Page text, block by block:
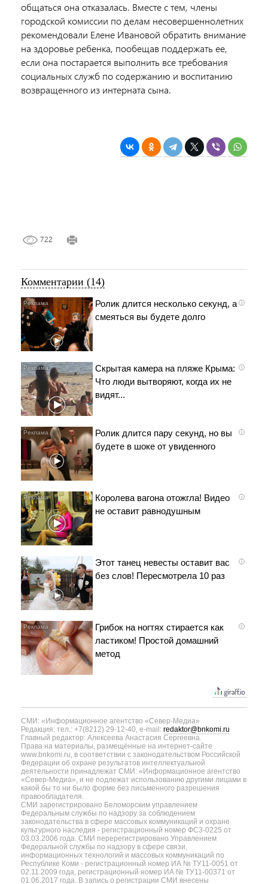
общаться она отказалась. Вместе с тем, члены
городской комиссии по делам несовершеннолетних
рекомендовали Елене Ивановой обратить внимание
на здоровье ребенка, пообещав поддержать ее,
если она постарается выполнить все требования
социальных служб по содержанию и воспитанию
возвращенного из интерната сына.
722
Комментарии (14)
i
Ролик длится несколько секунд, а
смеяться вы будете долго
i
Скрытая камера на пляже Крыма:
Что люди вытворяют, когда их не
видят...
i
Ролик длится пару секунд, но вы
будете в шоке от увиденного
i
Королева вагона отожгла! Видео
не оставит равнодушным
i
Этот танец невесты оставит вас
без слов! Пересмотрела 10 раз
i
Грибок на ногтях стирается как
ластиком! Простой домашний
метод
СМИ: «Информационное агентство «Север-Медиа»
Редакция: тел.: +7(8212) 29-12-40, e-mail: redaktor@bnkomi.ru
Главный редактор: Алексеева Анастасия Сергеевна.
Права на материалы, размещённые на интернет-сайте
www.bnkomi.ru, в соответствии с законодательством Российской
Федерации об охране результатов интеллектуальной
деятельности принадлежат СМИ: «Информационное агентство
«Север-Медиа», и не подлежат использованию другими лицами в
какой бы то ни было форме без письменного разрешения
правообладателя.
СМИ зарегистрировано Беломорским управлением
Федеральным службы по надзору за соблюдением
законодательства в сфере массовых коммуникаций и охране
культурного наследия - регистрационный номер ФС3-0225 от
03.03.2006 года. СМИ перерегистрировано Управлением
Федеральной службы по надзору в сфере связи,
информационных технологий и массовых коммуникаций по
Республике Коми - регистрационный номер ИА № ТУ11-0051 от
02.11.2009 года, регистрационный номер ИА № ТУ11-00371 от
01.06.2017 года. В запись о регистрации СМИ внесены